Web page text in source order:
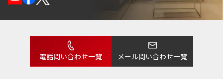
でも時間や労力がかかってしまい、さらにその上で手続を
進めていくことになりますのでさらに時間と労力がかかり
ます。そうしますと、みなさんにとって大切な、時間や労
力といったものが失われてしまい、わずらわしい思いをし
てしまうことになります。
電話問い合わせ一覧 メール問い合わせ一覧